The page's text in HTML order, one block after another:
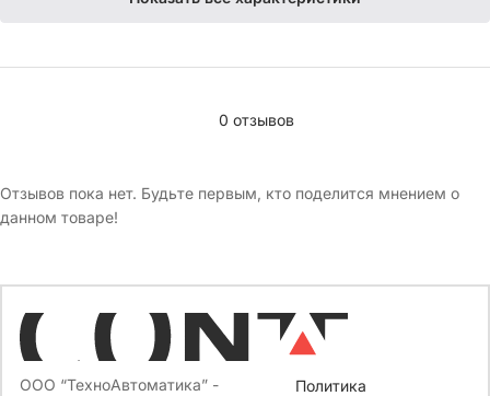
0 отзывов
Отзывов пока нет. Будьте первым, кто поделится мнением о
данном товаре!
ООО “ТехноАвтоматика” -
Политика